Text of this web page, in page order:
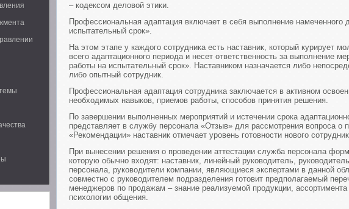
– кодексом деловой этики.
Профессиональная адаптация включает в себя выполнение намеченного
испытательный срок».
На этом этапе у каждого сотрудника есть наставник, который курирует
всего адаптационного периода и несет ответственность за выполнение
работы на испытательный срок». Наставником назначается либо
либо опытный сотрудник.
Профессиональная адаптация сотрудника заключается в активном
необходимых навыков, приемов работы, способов принятия решения.
По завершении выполненных мероприятий и истечении срока
представляет в службу персонала «Отзыв» для рассмотрения вопроса о
«Рекомендации» наставник отмечает уровень готовности нового
При вынесении решения о проведении аттестации служба персонала
которую обычно входят: наставник, линейный руководитель,
персонала, руководители компании, являющиеся экспертами в данной
совместно с руководителем подразделения готовит предполагаемый
менеджеров по продажам – знание реализуемой продукции, ассортимента
психологии общения.